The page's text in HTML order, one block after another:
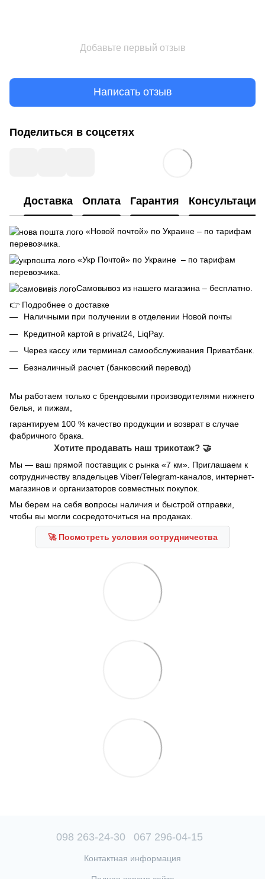
Добавьте первый отзыв
Написать отзыв
Поделиться в соцсетях
Доставка Оплата Гарантия Консультация
«Новой почтой» по Украине – по тарифам
перевозчика.
«Укр Почтой» по Украине – по тарифам
перевозчика.
Самовывоз из нашего магазина – бесплатно.
👉 Подробнее о доставке
Наличными при получении в отделении Новой почты
Кредитной картой в privat24, LiqPay.
Через кассу или терминал самообслуживания Приватбанк.
Безналичный расчет (банковский перевод)
Мы работаем только с брендовыми производителями нижнего
белья, и пижам,
гарантируем 100 % качество продукции и возврат в случае
фабричного брака.
Хотите продавать наш трикотаж? 🤝
Мы — ваш прямой поставщик с рынка «7 км». Приглашаем к
сотрудничеству владельцев Viber/Telegram-каналов, интернет-
магазинов и организаторов совместных покупок.
Мы берем на себя вопросы наличия и быстрой отправки,
чтобы вы могли сосредоточиться на продажах.
🚀 Посмотреть условия сотрудничества
098 263-24-30 067 296-04-15
Контактная информация